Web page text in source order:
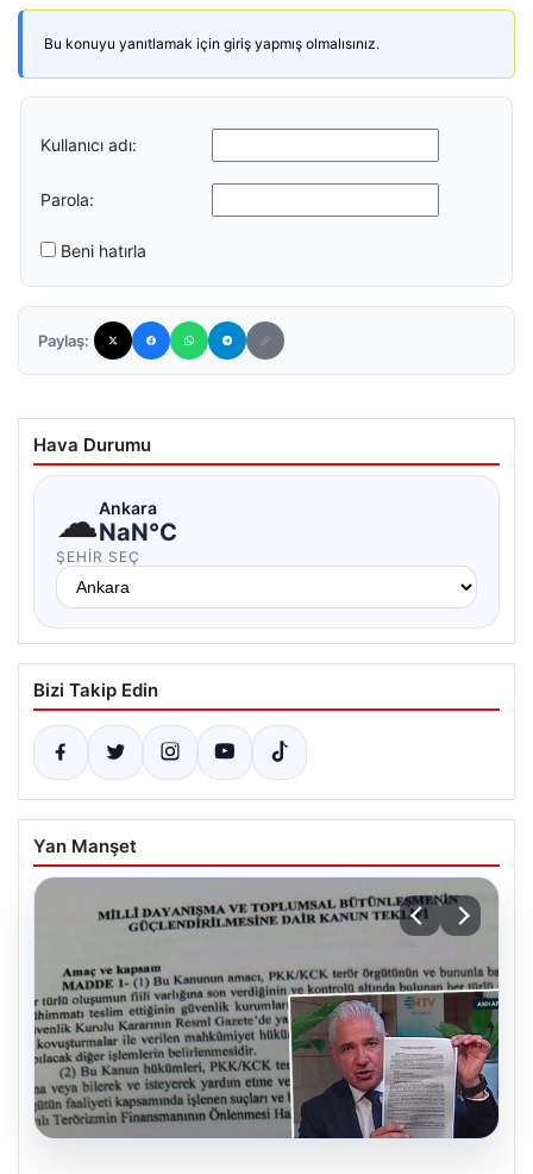
Bu konuyu yanıtlamak için giriş yapmış olmalısınız.
Kullanıcı adı:
Parola:
Beni hatırla
Paylaş:
Hava Durumu
☁Ankara
NaN°C
ŞEHIR SEÇ
Bizi Takip Edin
Yan Manşet